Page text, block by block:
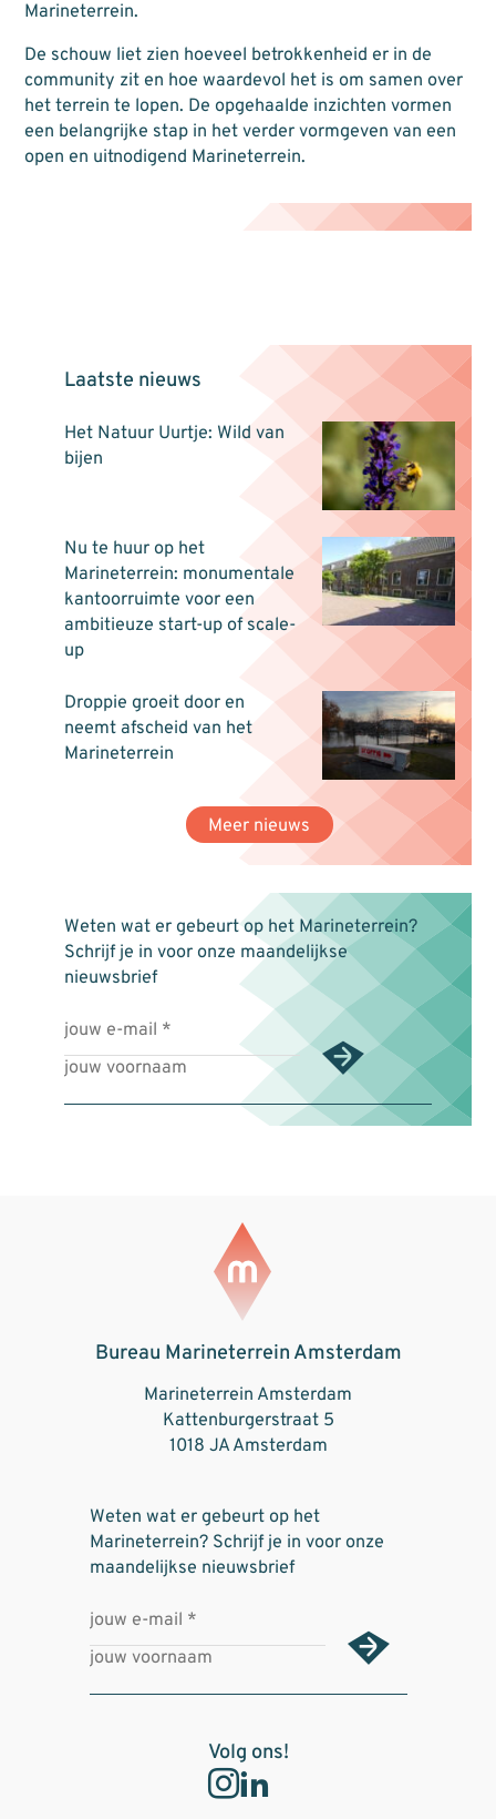
Marineterrein.
De schouw liet zien hoeveel betrokkenheid er in de
community zit en hoe waardevol het is om samen over
het terrein te lopen. De opgehaalde inzichten vormen
een belangrijke stap in het verder vormgeven van een
open en uitnodigend Marineterrein.
Laatste nieuws
Het Natuur Uurtje: Wild van
bijen
Nu te huur op het
Marineterrein: monumentale
kantoorruimte voor een
ambitieuze start-up of scale-
up
Droppie groeit door en
neemt afscheid van het
Marineterrein
Meer nieuws
Weten wat er gebeurt op het Marineterrein?
Schrijf je in voor onze maandelijkse
nieuwsbrief
Bureau Marineterrein Amsterdam
Marineterrein Amsterdam
Kattenburgerstraat 5
1018 JA Amsterdam
Weten wat er gebeurt op het
Marineterrein? Schrijf je in voor onze
maandelijkse nieuwsbrief
Volg ons!